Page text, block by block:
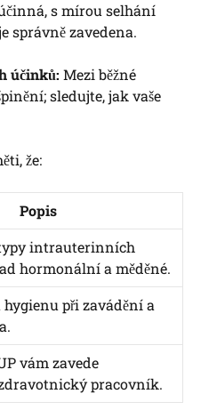
s mírou selhání
správně zavedena.
účinků: Mezi běžné
sledujte, jak vaše
že:
Popis
intrauterinních
hormonální a měděné.
při zavádění a
vám zavede
pracovník.